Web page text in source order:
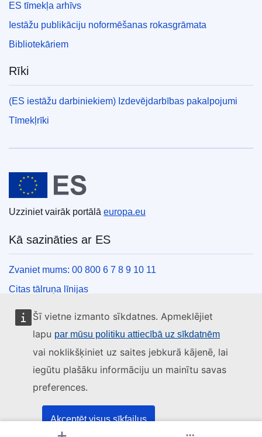
Šī vietne izmanto sīkdatnes. Apmeklējiet
lapu par mūsu politiku attiecībā uz sīkdatnēm
vai noklikšķiniet uz saites jebkurā kājenē, lai
iegūtu plašāku informāciju un mainītu savas
preferences.
Akceptēt visus sīkfailus
ES tīmekļa arhīvs
Iestāžu publikāciju noformēšanas rokasgrāmata
Bibliotekāriem
Rīki
(ES iestāžu darbiniekiem) Izdevējdarbības pakalpojumi
Tīmekļrīki
Eiropas Savienība
Uzziniet vairāk portālā europa.eu
Kā sazināties ar ES
Zvaniet mums: 00 800 6 7 8 9 10 11
Citas tālruņa līnijas
Saziņas veidlapa
ES centru kontaktinformācija
Sociālie mediji
ES konti sociālajos medijos
ES iestādes un struktūras